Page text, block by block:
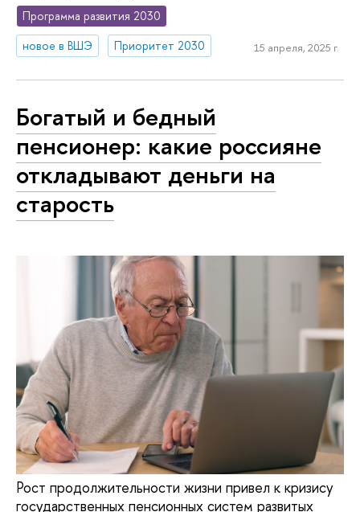
Программа развития 2030
новое в ВШЭ
Приоритет 2030 15 апреля, 2025 г.
Богатый и бедный
пенсионер: какие россияне
откладывают деньги на
старость
Рост продолжительности жизни привел к кризису
государственных пенсионных систем развитых